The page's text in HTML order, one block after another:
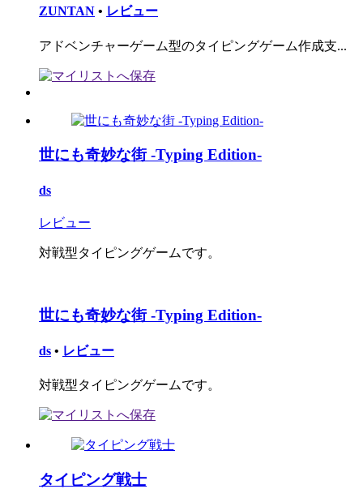
ZUNTAN • レビュー
アドベンチャーゲーム型のタイピングゲーム作成支...
世にも奇妙な街 -Typing Edition-
ds
レビュー
対戦型タイピングゲームです。
世にも奇妙な街 -Typing Edition-
ds • レビュー
対戦型タイピングゲームです。
タイピング戦士